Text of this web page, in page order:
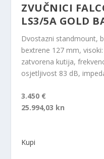
ZVUČNICI
LS3/5A GOLD
Dvostazni standmount,
bextrene 127 mm,
zatvorena kutija,
osjetljivost 83 dB,
3.450 €
25.994,03 kn
Kupi